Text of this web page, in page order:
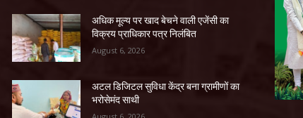
अधिक मूल्य पर खाद बेचने वाली एजेंसी का
विक्रय प्राधिकार पत्र निलंबित
August 6, 2026
अटल डिजिटल सुविधा केंद्र बना ग्रामीणों का
भरोसेमंद साथी